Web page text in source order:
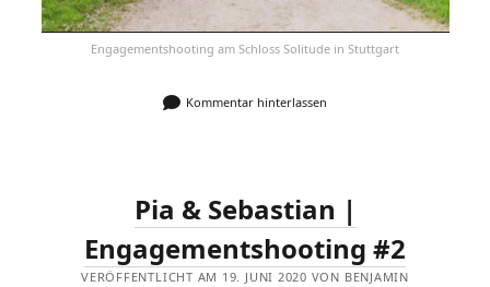
Engagementshooting am Schloss Solitude in Stuttgart
Kommentar hinterlassen
Pia & Sebastian |
Engagementshooting #2
VERÖFFENTLICHT AM 19. JUNI 2020 VON BENJAMIN